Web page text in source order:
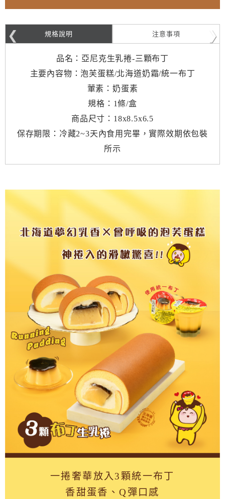
規格說明 注意事項
品名：亞尼克生乳捲-三顆布丁
主要內容物：泡芙蛋糕/北海道奶霜/統一布丁
葷素：奶蛋素
規格：1條/盒
商品尺寸：18x8.5x6.5
保存期限：冷藏2~3天內食用完畢，實際效期依包裝
所示
一捲奢華放入3顆統一布丁
香甜蛋香、Q彈口感